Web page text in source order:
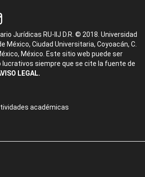
Jurídicas RU-IIJ D.R. © 2018. Universidad
México, Ciudad Universitaria, Coyoacán, C.
México. Este sitio web puede ser
lucrativos siempre que se cite la fuente de
LEGAL.
académicas